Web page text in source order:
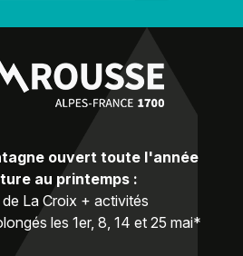
ouvert toute l'année
au printemps :
La Croix + activités
les 1er, 8, 14 et 25 mai*